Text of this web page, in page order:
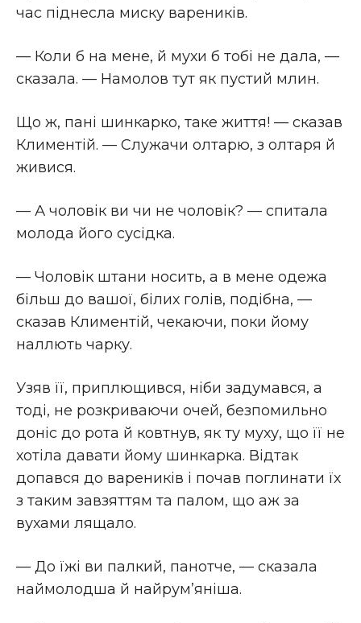
час піднесла миску вареників.
— Коли б на мене, й мухи б тобі не дала, —
сказала. — Намолов тут як пустий млин.
Що ж, пані шинкарко, таке життя! — сказав
Климентій. — Служачи олтарю, з олтаря й
живися.
— А чоловік ви чи не чоловік? — спитала
молода його сусідка.
— Чоловік штани носить, а в мене одежа
більш до вашої, білих голів, подібна, —
сказав Климентій, чекаючи, поки йому
наллють чарку.
Узяв її, приплющився, ніби задумався, а
тоді, не розкриваючи очей, безпомильно
доніс до рота й ковтнув, як ту муху, що її не
хотіла давати йому шинкарка. Відтак
допався до вареників і почав поглинати їх
з таким завзяттям та палом, що аж за
вухами лящало.
— До їжі ви палкий, панотче, — сказала
наймолодша й найрум’яніша.